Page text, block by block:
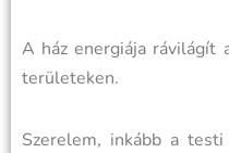
A ház energiája rávilágít
területeken.
Szerelem, inkább a